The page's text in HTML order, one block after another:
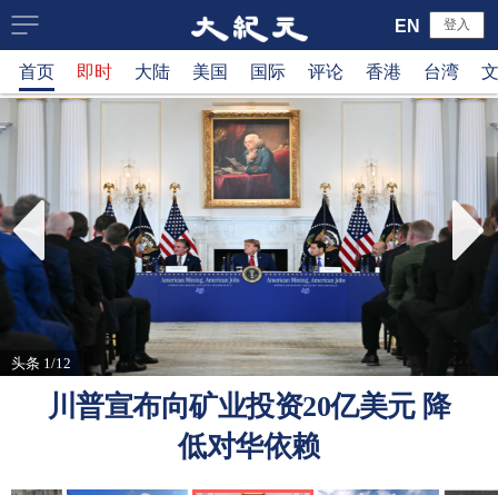
大
纪
元
新
闻
网
登入
EN
首页 即时 大陆 美国 国际 评论 香港 台湾
头条 1/12
川普宣布向矿业投资20亿美元 降
低对华依赖